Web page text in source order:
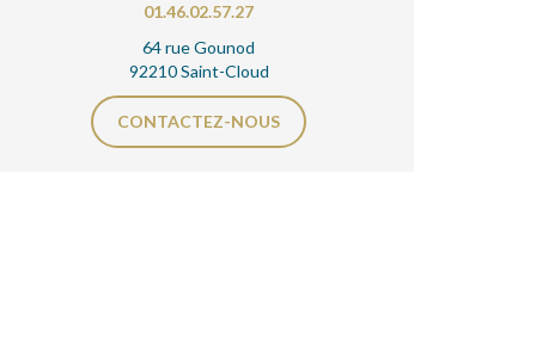
01.46.02.57.27
64 rue Gounod
92210 Saint-Cloud
CONTACTEZ-NOUS